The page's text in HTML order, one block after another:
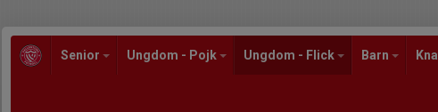
Senior Ungdom - Pojk Ungdom - Flick Barn